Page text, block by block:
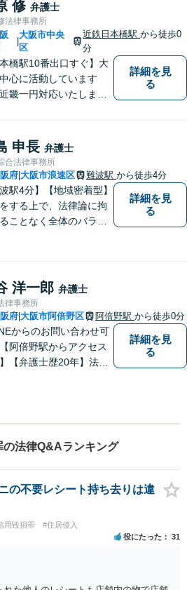
に注力！！
修 弁護士
法律事務所
|
大阪市中央
区
近鉄日本橋駅から徒歩0
分
本橋駅10番出口すぐ】大
心に活動しています
畿一円対応いたしま
続といった身の回りの
ルから、刑事・詐欺、
行政事件まであらゆる
ご相談を承ります。小
悩み事でもお気軽にお問
ください。
詳細を見
る
申長 弁護士
合法律事務所
府 大阪市浪速区 難波駅 から徒歩4分
波駅4分】【地域密着型】
する上で、法律論に拘
ことなく全体のバラン
アントの話を丁寧に聞
思疎通を測った上で最
決策を提示します。
詳細を見
る
洋一郎 弁護士
律事務所
府 大阪市阿倍野区 阿倍野駅 から徒歩0分
からのお問い合わせ可
阿倍野駅からアクセス
【弁護士歴20年】法テ
対応が強み！交通事故
分割／離婚／債務整理
他
詳細を見
る
法律Q&Aランキング
の不要レシート持ち去りは違
用毀損罪 #住居侵入
役にたった 31